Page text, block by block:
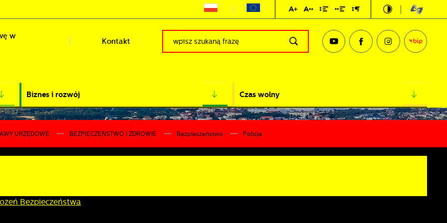
w
Kontakt
Biznes i rozwój Czas wolny
URZĘDOWE BEZPIECZEŃSTWO I ZDROWIE Bezpieczeństwo Policja
Bezpieczeństwa